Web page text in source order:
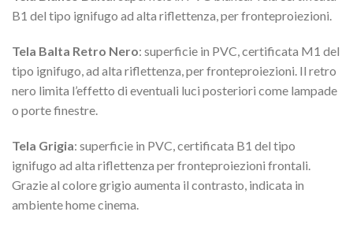
B1 del tipo ignifugo ad alta riflettenza, per fronteproiezioni.
Tela Balta Retro Nero: superficie in PVC, certificata M1 del
tipo ignifugo, ad alta riflettenza, per fronteproiezioni. Il retro
nero limita l’effetto di eventuali luci posteriori come lampade
o porte finestre.
Tela Grigia: superficie in PVC, certificata B1 del tipo
ignifugo ad alta riflettenza per fronteproiezioni frontali.
Grazie al colore grigio aumenta il contrasto, indicata in
ambiente home cinema.